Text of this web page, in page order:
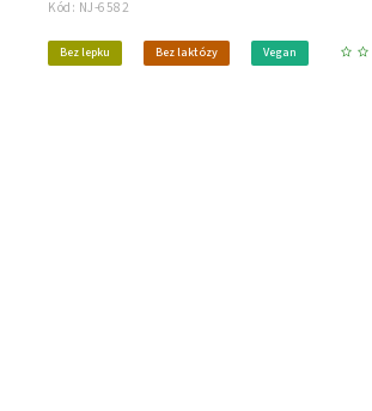
Kód: NJ-6582
Bez lepku Bez laktózy Vegan